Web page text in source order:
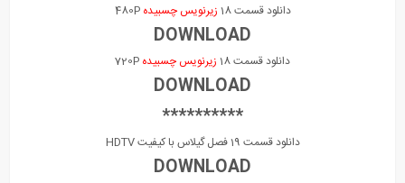
دانلود قسمت 18 زیرنویس چسبیده 480P
DOWNLOAD
دانلود قسمت 18 زیرنویس چسبیده
DOWNLOAD
**********
دانلود قسمت 19 فصل گیلاس با کیفیت HDTV
DOWNLOAD